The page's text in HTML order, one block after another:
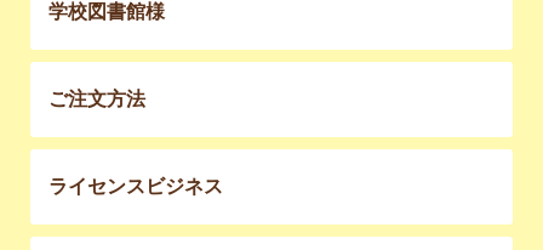
学校図書館様
ご注文方法
ライセンスビジネス